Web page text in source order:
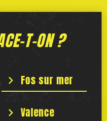
T-ON ?
Fos sur mer
Valence